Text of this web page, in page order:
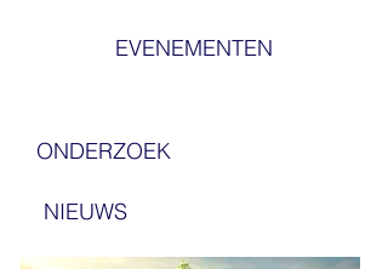
EVENEMENTEN
ONDERZOEK
NIEUWS